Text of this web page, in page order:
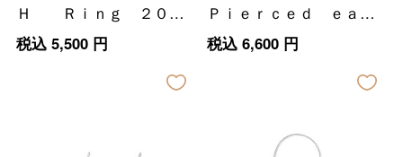
Ｈ Ｒｉｎｇ ２０×
８０ｍｍ
税込 5,500円
Ｐｉｅｒｃｅｄ ｅａｒ
ｒｉｎｇ Ａ １０ｘ１
税込 6,600円